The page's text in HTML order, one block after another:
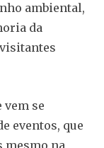
ambiental,
da
vem se
eventos, que